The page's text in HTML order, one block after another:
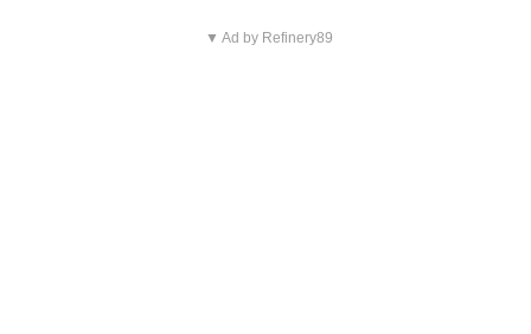
▼ Ad by Refinery89